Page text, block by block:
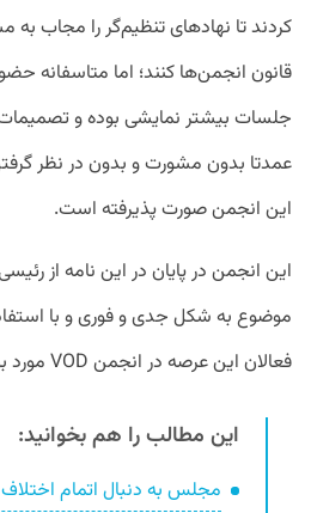
کردند تا نهادهای تنظیم‌گر را مجاب
قانون انجمن‌ها کنند؛ اما متاسفانه
جلسات بیشتر نمایشی بوده و
عمدتا بدون مشورت و بدون در نظر
این انجمن صورت پذیرفته است.
این انجمن در پایان در این نامه از
موضوع به شکل جدی و فوری و با
فعالان این عرصه در انجمن VOD مورد بررسی قرار بگیرد.
این مطالب را هم بخوانید:
مجلس به دنبال اتمام اختلاف